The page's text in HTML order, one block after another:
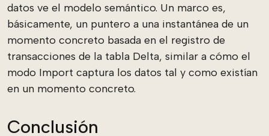
datos ve el modelo semántico. Un marco es,
básicamente, un puntero a una instantánea de un
momento concreto basada en el registro de
transacciones de la tabla Delta, similar a cómo el
modo Import captura los datos tal y como existían
en un momento concreto.
Conclusión